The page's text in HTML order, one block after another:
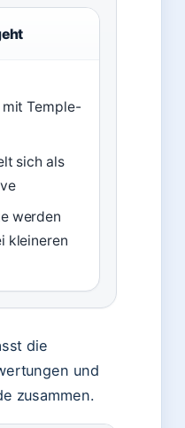
Temple-
sich als
werden
kleineren
die
und
zusammen.